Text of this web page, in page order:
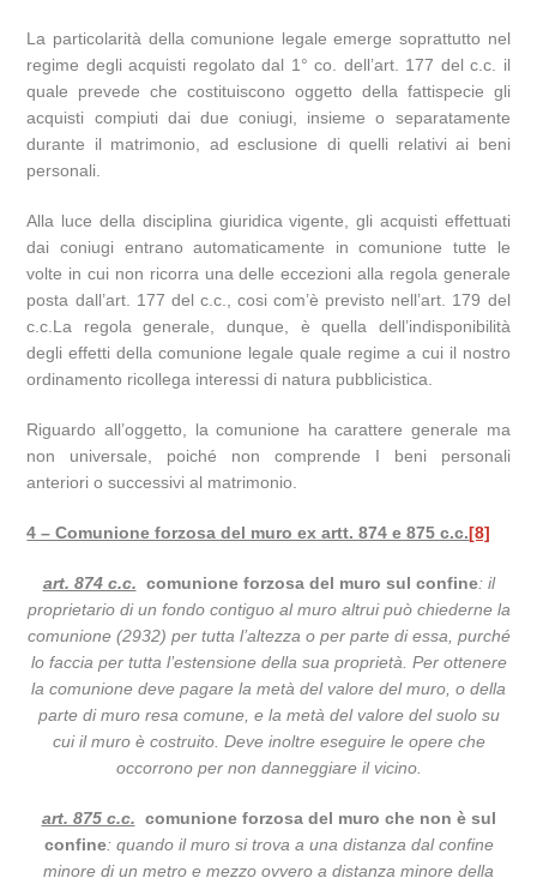
La particolarità della comunione legale emerge soprattutto nel
regime degli acquisti regolato dal 1° co. dell’art. 177 del c.c. il
quale prevede che costituiscono oggetto della fattispecie gli
acquisti compiuti dai due coniugi, insieme o separatamente
durante il matrimonio, ad esclusione di quelli relativi ai beni
personali.
Alla luce della disciplina giuridica vigente, gli acquisti effettuati
dai coniugi entrano automaticamente in comunione tutte le
volte in cui non ricorra una delle eccezioni alla regola generale
posta dall’art. 177 del c.c., cosi com’è previsto nell’art. 179 del
c.c.La regola generale, dunque, è quella dell’indisponibilità
degli effetti della comunione legale quale regime a cui il nostro
ordinamento ricollega interessi di natura pubblicistica.
Riguardo all’oggetto, la comunione ha carattere generale ma
non universale, poiché non comprende I beni personali
anteriori o successivi al matrimonio.
4 – Comunione forzosa del muro ex artt. 874 e 875 c.c.[8]
art. 874 c.c. comunione forzosa del muro sul confine: il
proprietario di un fondo contiguo al muro altrui può chiederne la
comunione (2932) per tutta l’altezza o per parte di essa, purché
lo faccia per tutta l’estensione della sua proprietà. Per ottenere
la comunione deve pagare la metà del valore del muro, o della
parte di muro resa comune, e la metà del valore del suolo su
cui il muro è costruito. Deve inoltre eseguire le opere che
occorrono per non danneggiare il vicino.
art. 875 c.c. comunione forzosa del muro che non è sul
confine: quando il muro si trova a una distanza dal confine
minore di un metro e mezzo ovvero a distanza minore della